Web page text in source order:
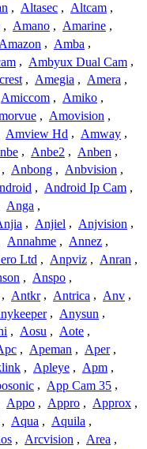
, Altasec , Altcam ,
, Amano , Amarine ,
Amazon , Amba ,
, Ambyux Dual Cam ,
, Amegia , Amera ,
Amiccom , Amiko ,
, Amovision ,
Amview Hd , Amway ,
, Anbe2 , Anben ,
, Anbong , Anbvision ,
, Android Ip Cam ,
Anga ,
, Anjiel , Anjvision ,
Annahme , Annez ,
Ltd , Anpviz , Anran ,
, Anspo ,
, Antkr , Antrica , Anv ,
, Anysun ,
, Aosu , Aote ,
, Apeman , Aper ,
, Apleye , Apm ,
, App Cam 35 ,
Appo , Appro , Approx ,
, Aqua , Aquila ,
, Arcvision , Area ,